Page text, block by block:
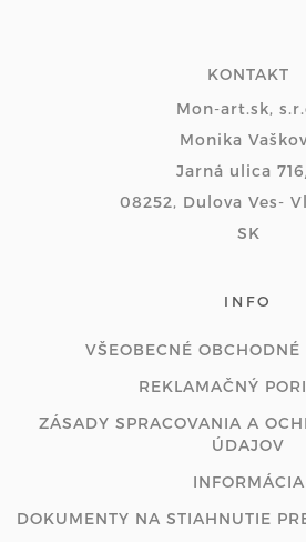
KONTAKT
Mon-art.sk,
Monika
Jarná ulica
08252, Dulova Ves-
SK
INFO
VŠEOBECNÉ
REKLAMAČNÝ
ZÁSADY SPRACOVANIA A
ÚDAJOV
INFORMÁCIA
DOKUMENTY NA STIAHNUTIE